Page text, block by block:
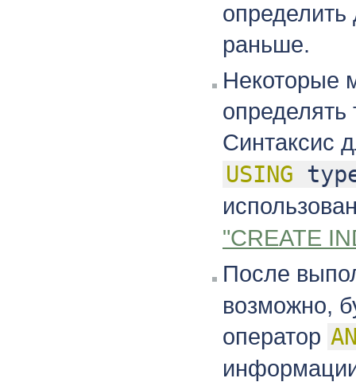
раньше.
Некоторые
определять
Синтаксис
USING
"CREATE
После
возможно,
оператор